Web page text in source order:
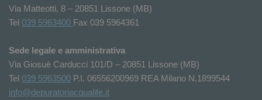
Via Matteotti, 8 – 20851 Lissone (MB)
Tel 039 5963400 Fax 039 5964361
Sede legale e amministrativa
Via Giosuè Carducci 101/D – 20851 Lissone (MB)
Tel 039 5963500 P.I. 06556200969 REA Milano N.1899544
info@depuratoriacqualife.it